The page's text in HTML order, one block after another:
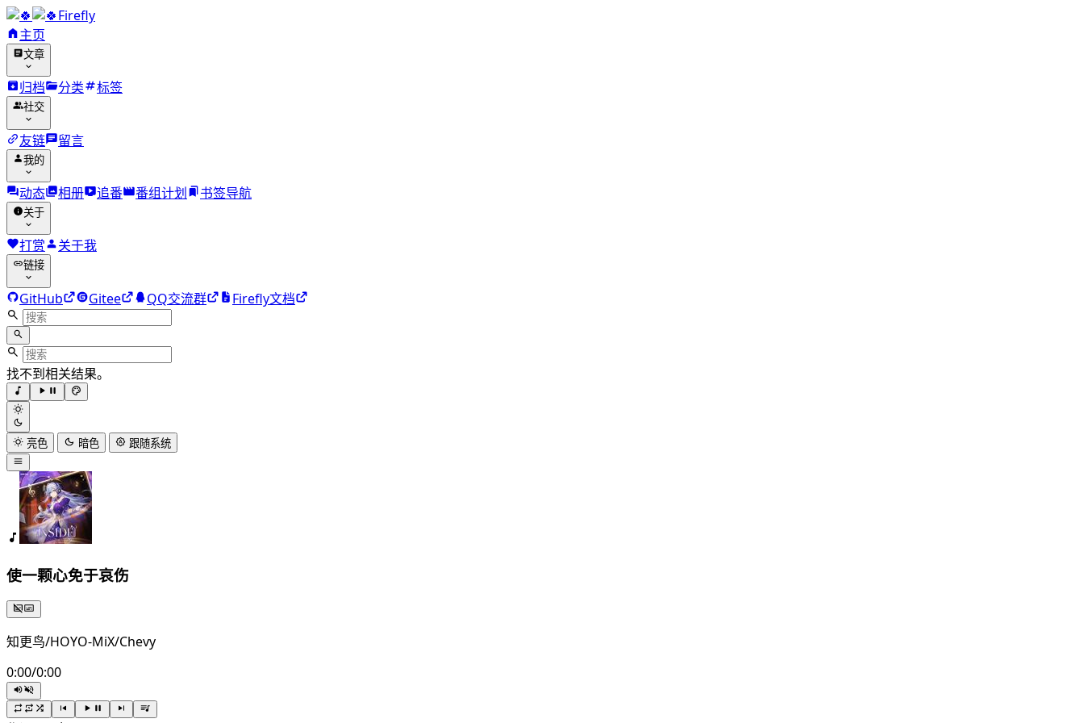
Firefly
主页
文章
归档 分类 标签
社交
友链 留言
我的
动态 相册 追番 番组计划 书签导航
关于
打赏 关于我
链接
GitHub Gitee QQ交流群 Firefly文档
找不到相关结果。
亮色 暗色 跟随系统
使一颗心免于哀伤
知更鸟/HOYO-MiX/Chevy
0:00/0:00